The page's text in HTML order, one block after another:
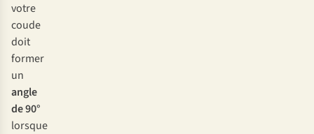
votre
coude
doit
former
un
angle
de 90°
lorsque